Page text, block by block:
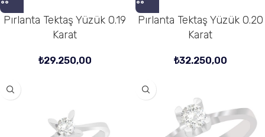
Pırlanta Tektaş Yüzük 0.19
Karat
₺29.250,00
Pırlanta Tektaş Yüzük 0.20
Karat
₺32.250,00